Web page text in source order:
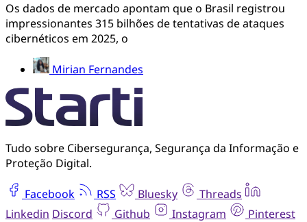
Os dados de mercado apontam que o Brasil registrou
impressionantes 315 bilhões de tentativas de ataques
cibernéticos em 2025, o
Mirian Fernandes
Tudo sobre Cibersegurança, Segurança da Informação e
Proteção Digital.
Facebook RSS Bluesky
Threads
Linkedin Discord Github Instagram
Pinterest